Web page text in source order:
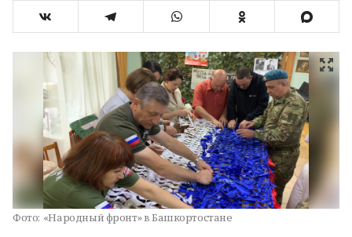
Фото: «Народный фронт» в Башкортостане